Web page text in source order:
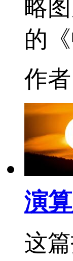
略
的
作者
演
这